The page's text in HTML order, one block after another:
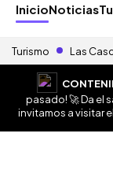
InicioNoticias
Turismo Las
pasado! 🚀 Da el
invitamos a visitar